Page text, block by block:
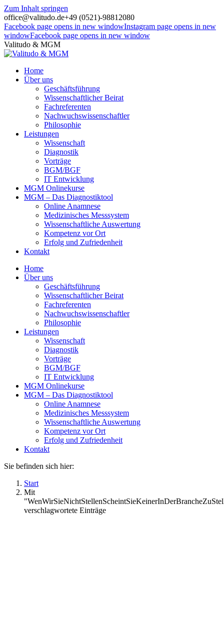
Zum Inhalt springen
office@valitudo.de+49 (0521)-98812080
Facebook page opens in new windowInstagram page opens in new
windowFacebook page opens in new window
Valitudo & MGM
Home
Über uns
Geschäftsführung
Wissenschaftlicher Beirat
Fachreferenten
Nachwuchswissenschaftler
Philosophie
Leistungen
Wissenschaft
Diagnostik
Vorträge
BGM/BGF
IT Entwicklung
MGM Onlinekurse
MGM – Das Diagnostiktool
Online Anamnese
Medizinisches Messsystem
Wissenschaftliche Auswertung
Kompetenz vor Ort
Erfolg und Zufriedenheit
Kontakt
Home
Über uns
Geschäftsführung
Wissenschaftlicher Beirat
Fachreferenten
Nachwuchswissenschaftler
Philosophie
Leistungen
Wissenschaft
Diagnostik
Vorträge
BGM/BGF
IT Entwicklung
MGM Onlinekurse
MGM – Das Diagnostiktool
Online Anamnese
Medizinisches Messsystem
Wissenschaftliche Auswertung
Kompetenz vor Ort
Erfolg und Zufriedenheit
Kontakt
Sie befinden sich hier:
Start
Mit
verschlagwortete Einträge